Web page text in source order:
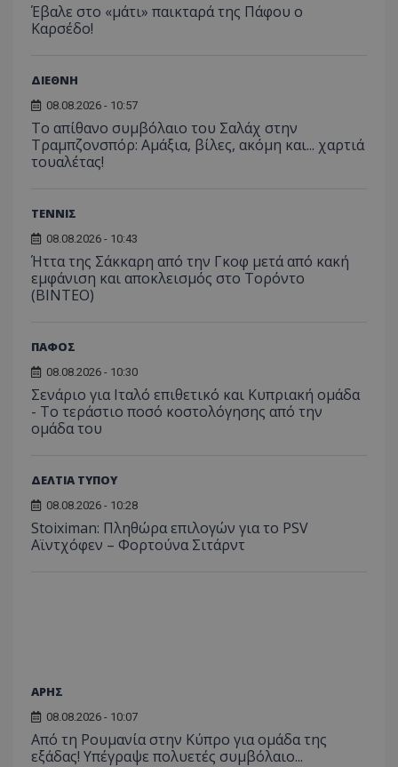
Έβαλε στο «μάτι» παικταρά της Πάφου ο
Καρσέδο!
ΔΙΕΘΝΗ
08.08.2026 - 10:57
Το απίθανο συμβόλαιο του Σαλάχ στην
Τραμπζονσπόρ: Αμάξια, βίλες, ακόμη και... χαρτιά
τουαλέτας!
ΤΕΝΝΙΣ
08.08.2026 - 10:43
Ήττα της Σάκκαρη από την Γκοφ μετά από κακή
εμφάνιση και αποκλεισμός στο Τορόντο
(ΒΙΝΤΕΟ)
ΠΑΦΟΣ
08.08.2026 - 10:30
Σενάριο για Ιταλό επιθετικό και Κυπριακή ομάδα
- Το τεράστιο ποσό κοστολόγησης από την
ομάδα του
ΔΕΛΤΙΑ ΤΥΠΟΥ
08.08.2026 - 10:28
Stoiximan: Πληθώρα επιλογών για το PSV
Αϊντχόφεν – Φορτούνα Σιτάρντ
ΑΡΗΣ
08.08.2026 - 10:07
Από τη Ρουμανία στην Κύπρο για ομάδα της
εξάδας! Υπέγραψε πολυετές συμβόλαιο...